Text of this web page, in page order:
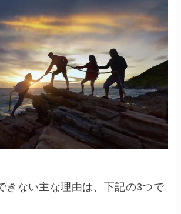
きない主な理由は、下記の3つで